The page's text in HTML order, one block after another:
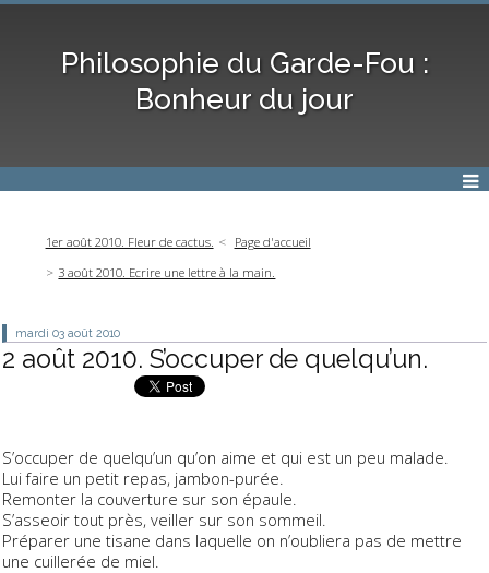
Philosophie du Garde-Fou :
Bonheur du jour
1er août 2010. Fleur de cactus.
Page d'accueil
3 août 2010. Ecrire une lettre à la main.
mardi 03 août 2010
2 août 2010. S’occuper de quelqu’un.
S’occuper de quelqu’un qu’on aime et qui est un peu malade.
Lui faire un petit repas, jambon-purée.
Remonter la couverture sur son épaule.
S’asseoir tout près, veiller sur son sommeil.
Préparer une tisane dans laquelle on n’oubliera pas de mettre
une cuillerée de miel.